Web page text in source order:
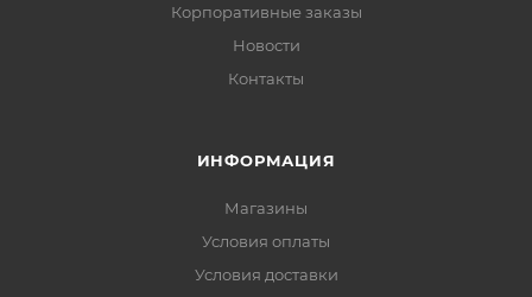
Корпоративные заказы
Новости
Контакты
ИНФОРМАЦИЯ
Магазины
Условия оплаты
Условия доставки